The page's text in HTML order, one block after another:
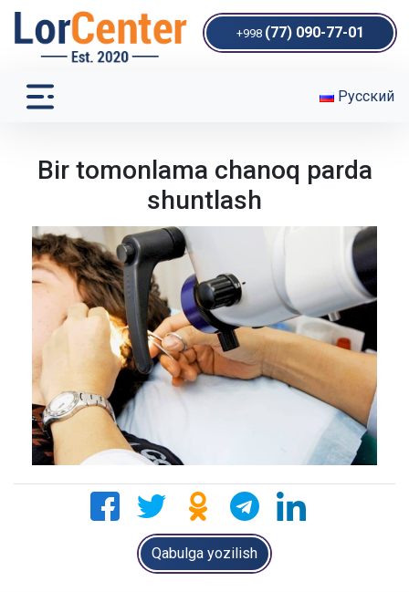
+998 (77) 090-77-01
Русский
Bir tomonlama chanoq parda
shuntlash
Qabulga yozilish